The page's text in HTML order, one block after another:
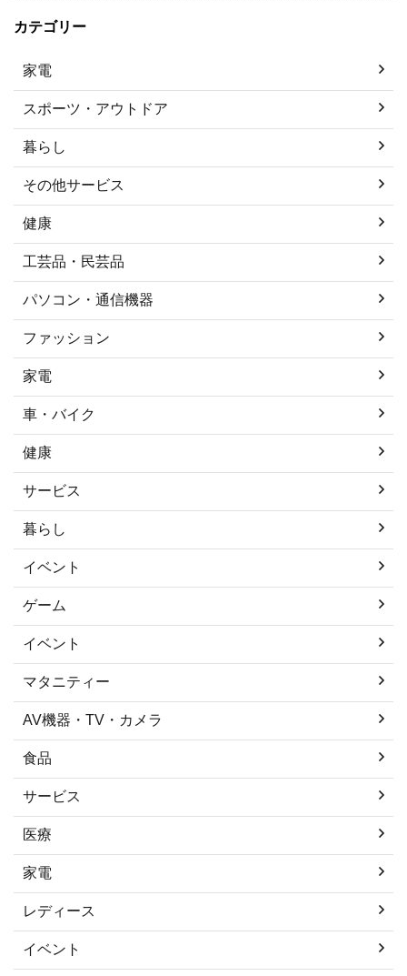
カテゴリー
家電
スポーツ・アウトドア
暮らし
その他サービス
健康
工芸品・民芸品
パソコン・通信機器
ファッション
家電
車・バイク
健康
サービス
暮らし
イベント
ゲーム
イベント
マタニティー
AV機器・TV・カメラ
食品
サービス
医療
家電
レディース
イベント